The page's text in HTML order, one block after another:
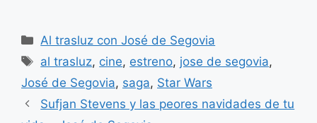
Categorías
Al trasluz con José de Segovia
Etiquetas
al trasluz, cine, estreno, jose de segovia,
José de Segovia, saga, Star Wars
Sufjan Stevens y las peores navidades de tu